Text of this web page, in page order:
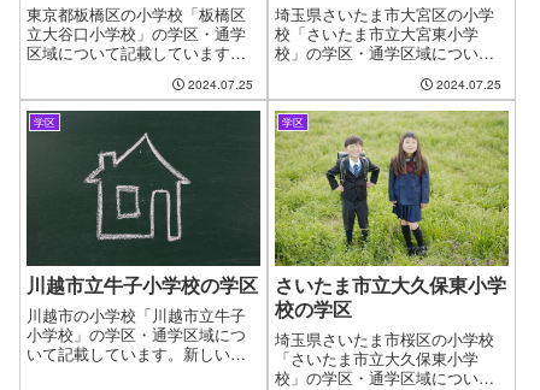
東京都板橋区の小学校「板橋区
立大谷口小学校」の学区・通学
区域について記載しています。
る問題として、お子様の通う学
校の問題があります。やっと見
つけたお気に入りの物件も学校
が変わってしまうからと断念す
るケースがございます。ファイ
ンドゼロではお客様が簡単に、
学区・通学区域を指定して物件
探しができるように学区につい
てのページを作成しています。
2024.07.25
埼玉県さいたま市大宮区の小学
校「さいたま市立大宮東小学
校」の学区・通学区域について
を探す時に良くある問題とし
て、お子様の通う学校の問題が
あります。やっと見つけたお気
に入りの物件も学校が変わって
しまうからと断念するケースも
ございます。ファインドゼロで
はお客様が簡単に、学区・通学
区域を指定して物件探しができ
るようにページを作成しまし
た。
2024.07.25
学区
川越市立牛子小学校の学区
川越市の小学校「川越市立牛子
小学校」の学区・通学区域につ
いて記載しています。新しい住
学区
さいたま市立大久保東小学
校の学区
埼玉県さいたま市桜区の小学校
「さいたま市立大久保東小学
校」の学区・通学区域について